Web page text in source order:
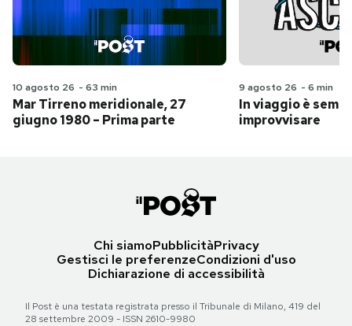
10 agosto 26 - 63 min
Mar Tirreno meridionale, 27
giugno 1980 – Prima parte
9 agosto 26 - 6 min
In viaggio è
improvvisare
Chi siamoPubblicitàPrivacy
Gestisci le preferenzeCondizioni d'uso
Dichiarazione di accessibilità
Il Post è una testata registrata presso il Tribunale di Milano, 419 del
28 settembre 2009 - ISSN 2610-9980